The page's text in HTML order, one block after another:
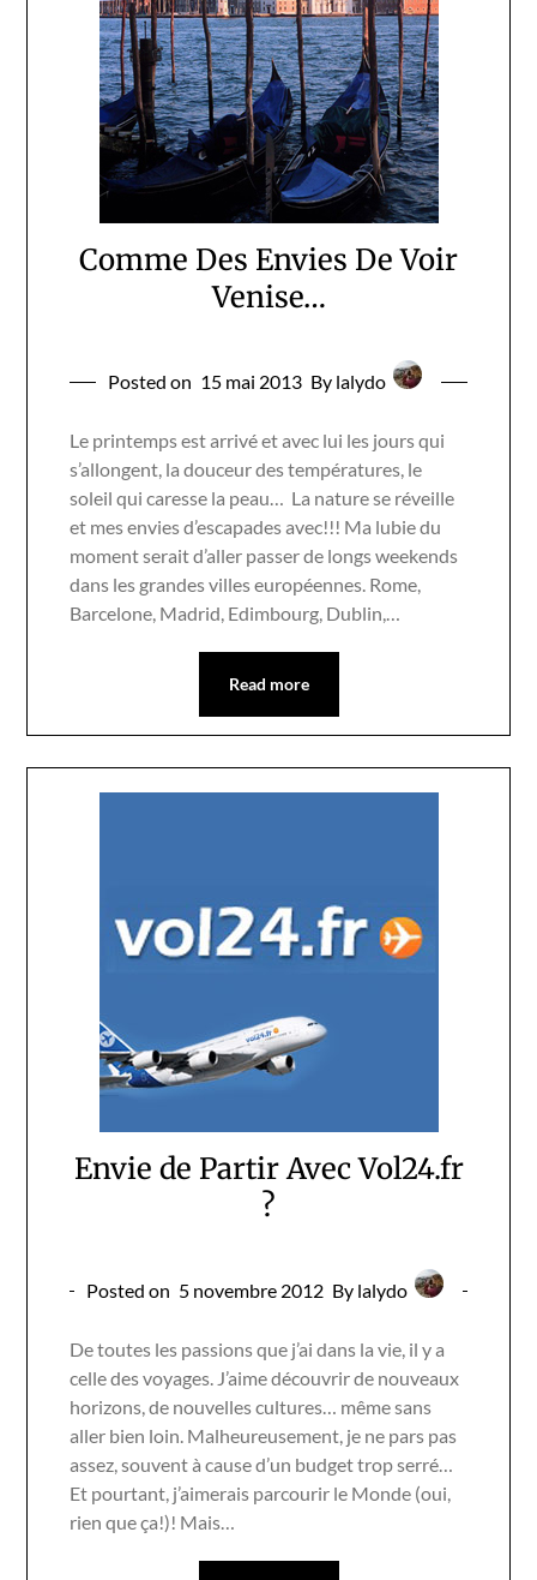
Comme Des Envies De Voir
Venise…
Posted on 15 mai 2013 By lalydo
Le printemps est arrivé et avec lui les jours qui
s’allongent, la douceur des températures, le
soleil qui caresse la peau… La nature se réveille
et mes envies d’escapades avec!!! Ma lubie du
moment serait d’aller passer de longs weekends
dans les grandes villes européennes. Rome,
Barcelone, Madrid, Edimbourg, Dublin,…
Read more
Envie de Partir Avec Vol24.fr
?
Posted on 5 novembre 2012 By lalydo
De toutes les passions que j’ai dans la vie, il y a
celle des voyages. J’aime découvrir de nouveaux
horizons, de nouvelles cultures… même sans
aller bien loin. Malheureusement, je ne pars pas
assez, souvent à cause d’un budget trop serré…
Et pourtant, j’aimerais parcourir le Monde (oui,
rien que ça!)! Mais…